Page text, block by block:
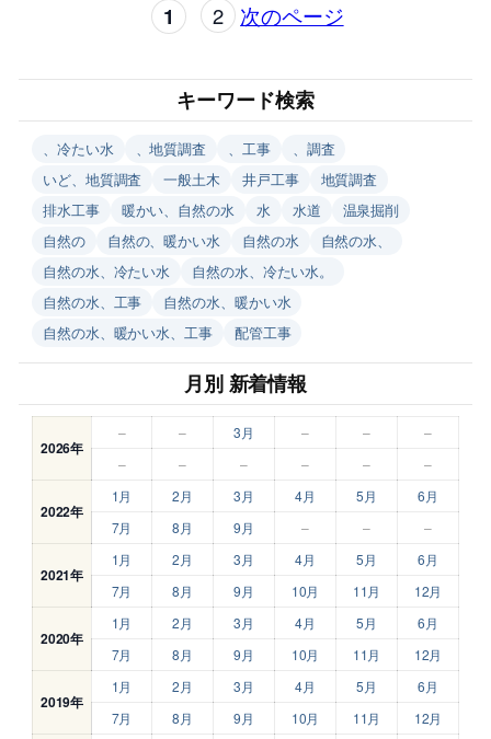
1 2 次のページ
キーワード検索
、冷たい水 、地質調査 、工事
、調査
いど、地質調査
一般土木 井戸工事
地質調査
排水工事
暖かい、自然の水 水 水道
温泉掘削
自然の
自然の、暖かい水 自然の水
自然の水、
自然の水、冷たい水
自然の水、冷たい水。
自然の水、工事
自然の水、暖かい水
自然の水、暖かい水、工事
配管工事
月別 新着情報
2026年
– – 3月 – –
–
–
– – – – –
2022年
1月 2月 3月 4月 5月
6月
7月
8月 9月 – – –
2021年
1月 2月 3月 4月 5月
6月
7月
8月 9月 10月 11月 12月
2020年
1月 2月 3月 4月 5月
6月
7月
8月 9月 10月 11月 12月
2019年
1月 2月 3月 4月 5月
6月
7月
8月 9月 10月 11月 12月